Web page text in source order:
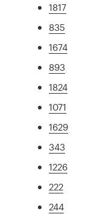
1817
835
1674
893
1824
1071
1629
343
1226
222
244